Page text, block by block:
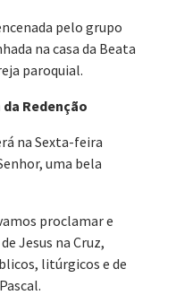
pelo grupo
na casa da Beata
paroquial.
Redenção
na Sexta-feira
uma bela
proclamar e
Jesus na Cruz,
litúrgicos e de